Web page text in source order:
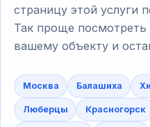
страницу этой услуги
Так проще
вашему объекту и
Москва Балашиха
Люберцы Красногорск